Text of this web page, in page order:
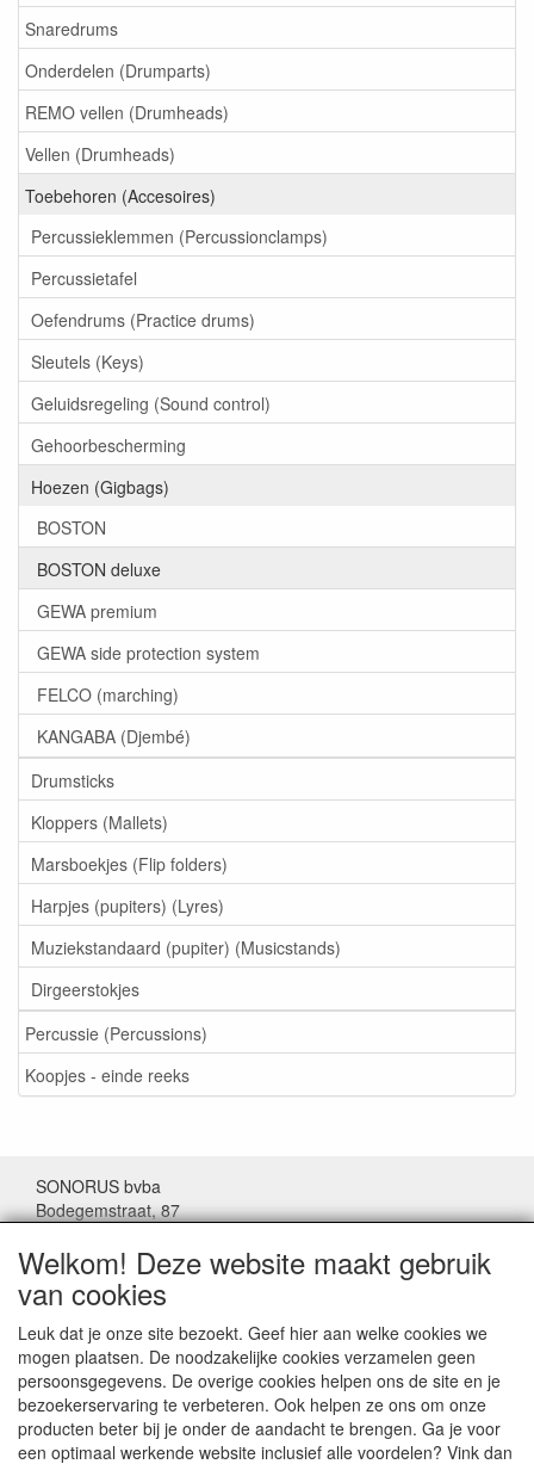
Snaredrums
Onderdelen (Drumparts)
REMO vellen (Drumheads)
Vellen (Drumheads)
Toebehoren (Accesoires)
Percussieklemmen (Percussionclamps)
Percussietafel
Oefendrums (Practice drums)
Sleutels (Keys)
Geluidsregeling (Sound control)
Gehoorbescherming
Hoezen (Gigbags)
BOSTON
BOSTON deluxe
GEWA premium
GEWA side protection system
FELCO (marching)
KANGABA (Djembé)
Drumsticks
Kloppers (Mallets)
Marsboekjes (Flip folders)
Harpjes (pupiters) (Lyres)
Muziekstandaard (pupiter) (Musicstands)
Dirgeerstokjes
Percussie (Percussions)
Koopjes - einde reeks
SONORUS bvba
Bodegemstraat, 87
België
Mail:sonorus@skynet.be
Openingsuren:
Maandag tot donderdag van 10 tot17 uur.
Welkom! Deze website maakt gebruik
van cookies
Leuk dat je onze site bezoekt. Geef hier aan welke cookies we
mogen plaatsen. De noodzakelijke cookies verzamelen geen
persoonsgegevens. De overige cookies helpen ons de site en je
bezoekerservaring te verbeteren. Ook helpen ze ons om onze
producten beter bij je onder de aandacht te brengen. Ga je voor
een optimaal werkende website inclusief alle voordelen? Vink dan